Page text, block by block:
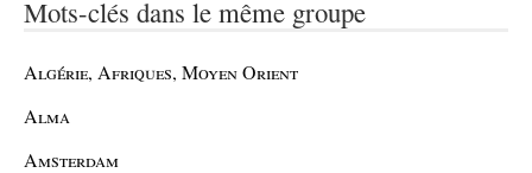
Mots-clés dans le même groupe
Algérie, Afriques, Moyen Orient
Alma
Amsterdam